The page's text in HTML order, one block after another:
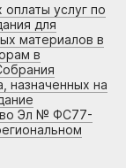
услуг по
для
материалов в
в
назначенных на
во Эл № ФС77-